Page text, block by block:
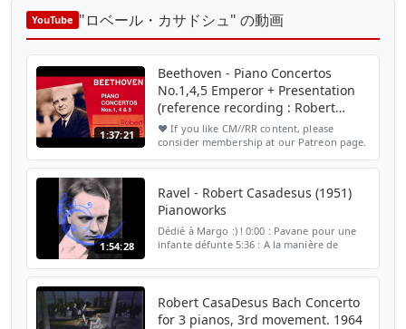
YouTube "ロベール・カサドシュ" の動画
1:37:21
Beethoven - Piano Concertos
No.1,4,5 Emperor + Presentation
(reference recording : Robert
Casadesus)
❤️ If you like CM//RR content, please
consider membership at our Patreon page.
No.1,...
1:54:28
Ravel - Robert Casadesus (1951)
Pianoworks
Dédié à Margo :) ! 0:00 : Pavane pour une
infante défunte 5:36 : A la manière de
Robert CasaDesus Bach Concerto
for 3 pianos, 3rd movement. 1964